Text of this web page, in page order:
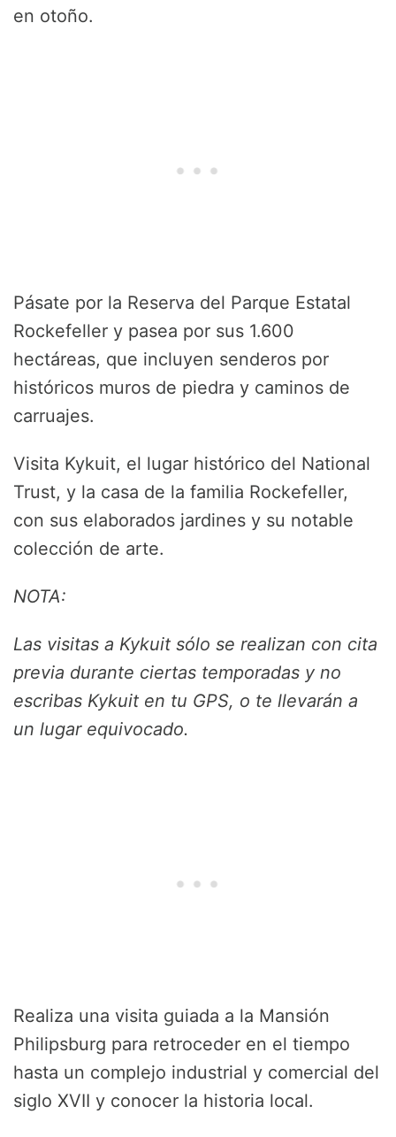
en otoño.
Pásate por la Reserva del Parque Estatal
Rockefeller y pasea por sus 1.600
hectáreas, que incluyen senderos por
históricos muros de piedra y caminos de
carruajes.
Visita Kykuit, el lugar histórico del National
Trust, y la casa de la familia Rockefeller,
con sus elaborados jardines y su notable
colección de arte.
NOTA:
Las visitas a Kykuit sólo se realizan con cita
previa durante ciertas temporadas y no
escribas Kykuit en tu GPS, o te llevarán a
un lugar equivocado.
Realiza una visita guiada a la Mansión
Philipsburg para retroceder en el tiempo
hasta un complejo industrial y comercial del
siglo XVII y conocer la historia local.